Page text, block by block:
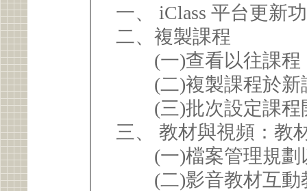
一、 iClass 平台更新
二、複製課程
(一)查看以往課程
(二)複製課程於新
(三)批次設定課程
三、 教材與視頻：教
(一)檔案管理規劃
(二)影音教材互動